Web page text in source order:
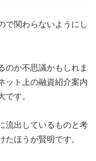
で関わらないようにし
のか不思議かもしれま
ット上の融資紹介案内
です。
流出しているものと考
たほうが賢明です。